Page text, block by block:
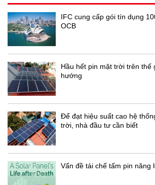
IFC cung cấp gói tín dụng
OCB
Hầu hết pin mặt trời trên thế
hướng
Để đạt hiệu suất cao hệ
trời, nhà đầu tư cần biết
Vấn đề tái chế tấm pin năng